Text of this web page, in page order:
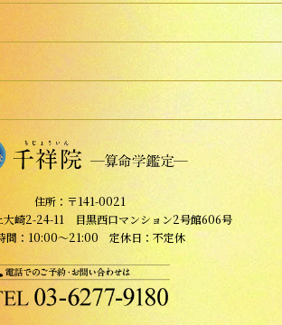
住所：〒141-0021
大崎2-24-11 目黒西口マンション2号館606号
間：10:00～21:00 定休日：不定休